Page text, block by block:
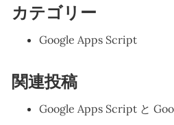
カテゴリー
Google Apps Script
関連投稿
Google Apps Script と